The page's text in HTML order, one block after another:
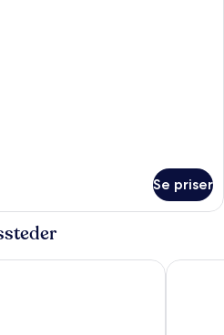
Se priser
Airport Divalux